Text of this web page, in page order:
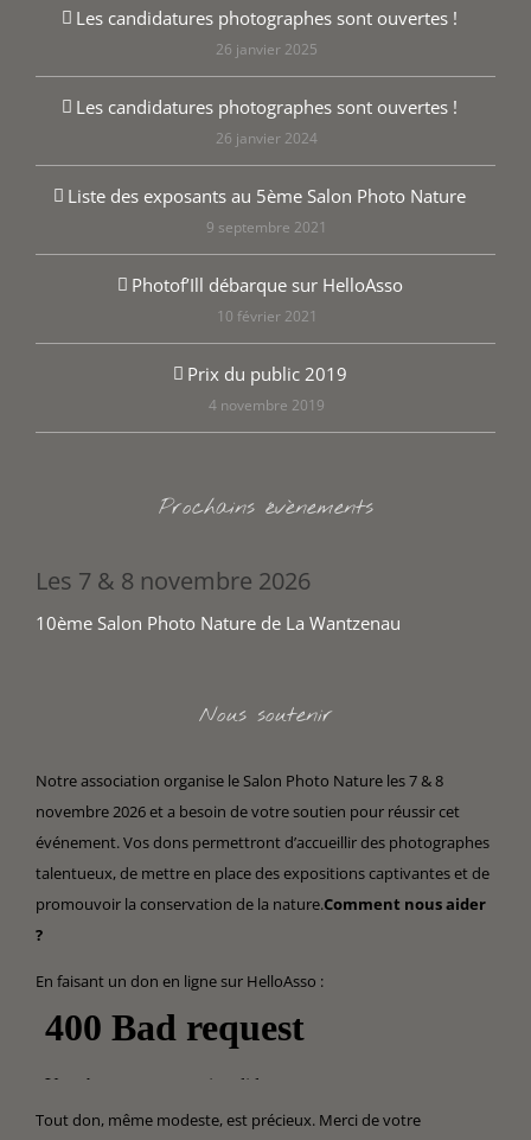
Les candidatures photographes sont ouvertes !
26 janvier 2025
Les candidatures photographes sont ouvertes !
26 janvier 2024
Liste des exposants au 5ème Salon Photo Nature
9 septembre 2021
Photof’Ill débarque sur HelloAsso
10 février 2021
Prix du public 2019
4 novembre 2019
Prochains évènements
Les 7 & 8 novembre 2026
10ème Salon Photo Nature de La Wantzenau
Nous soutenir
Notre association organise le Salon Photo Nature les 7 & 8
novembre 2026 et a besoin de votre soutien pour réussir cet
événement. Vos dons permettront d’accueillir des photographes
talentueux, de mettre en place des expositions captivantes et de
promouvoir la conservation de la nature.Comment nous aider
?
En faisant un don en ligne sur HelloAsso :
Tout don, même modeste, est précieux. Merci de votre